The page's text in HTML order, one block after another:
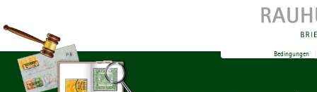
Bedingungen